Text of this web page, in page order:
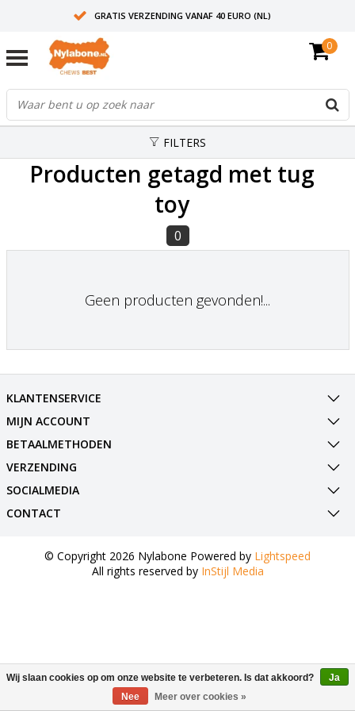
GRATIS VERZENDING VANAF 40 EURO (NL)
0
FILTERS
Producten getagd met tug
toy
0
Geen producten gevonden!...
KLANTENSERVICE
MIJN ACCOUNT
BETAALMETHODEN
VERZENDING
SOCIALMEDIA
CONTACT
© Copyright 2026 Nylabone Powered by Lightspeed
All rights reserved by InStijl Media
Wij slaan cookies op om onze website te verbeteren. Is dat akkoord?
Ja
Nee
Meer over cookies »